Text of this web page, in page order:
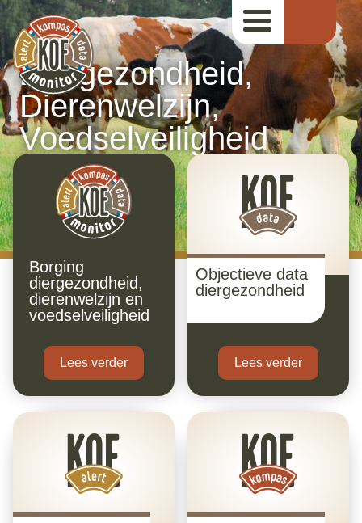
Diergezondheid,
Dierenwelzijn,
Voedselveiligheid
Borging
diergezondheid,
dierenwelzijn en
voedselveiligheid
Lees verder
Objectieve data
diergezondheid
Lees verder